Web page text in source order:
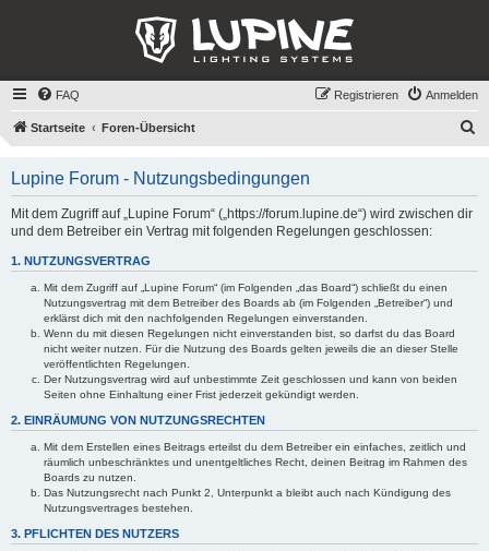
FAQ Anmelden
Registrieren
Startseite Foren-Übersicht
Lupine Forum - Nutzungsbedingungen
Mit dem Zugriff auf „Lupine Forum“ („https://forum.lupine.de“) wird zwischen dir
und dem Betreiber ein Vertrag mit folgenden Regelungen geschlossen:
1. NUTZUNGSVERTRAG
Mit dem Zugriff auf „Lupine Forum“ (im Folgenden „das Board“) schließt du einen
Nutzungsvertrag mit dem Betreiber des Boards ab (im Folgenden „Betreiber“) und
erklärst dich mit den nachfolgenden Regelungen einverstanden.
Wenn du mit diesen Regelungen nicht einverstanden bist, so darfst du das Board
nicht weiter nutzen. Für die Nutzung des Boards gelten jeweils die an dieser Stelle
veröffentlichten Regelungen.
Der Nutzungsvertrag wird auf unbestimmte Zeit geschlossen und kann von beiden
Seiten ohne Einhaltung einer Frist jederzeit gekündigt werden.
2. EINRÄUMUNG VON NUTZUNGSRECHTEN
Mit dem Erstellen eines Beitrags erteilst du dem Betreiber ein einfaches, zeitlich und
räumlich unbeschränktes und unentgeltliches Recht, deinen Beitrag im Rahmen des
Boards zu nutzen.
Das Nutzungsrecht nach Punkt 2, Unterpunkt a bleibt auch nach Kündigung des
Nutzungsvertrages bestehen.
3. PFLICHTEN DES NUTZERS